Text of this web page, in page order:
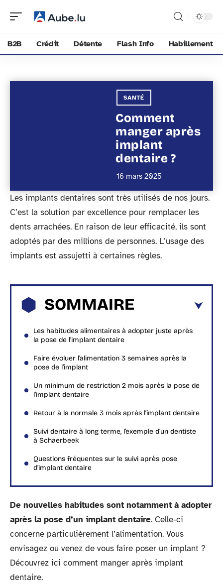
B2B Crédit Détente Flash Info Habillement
SANTÉ
Comment
manger après
implant
dentaire ?
16 mars 2025
Les implants dentaires sont très utilisés de nos jours.
C’est la solution par excellence pour remplacer les
dents arrachées. En raison de leur efficacité, ils sont
adoptés par des millions de personnes. L’usage des
implants est assujetti à certaines règles.
SOMMAIRE
Les habitudes alimentaires à adopter juste après
la pose de l’implant dentaire
Faire évoluer l’alimentation 3 semaines après la
pose de l’implant
Un minimum de restriction 2 mois après la pose de
l’implant dentaire
Retour à la normale 3 mois après l’implant dentaire
Suivi dentaire à long terme, l’exemple d’un dentiste
à Schaerbeek
Questions fréquentes sur le suivi après pose
d’implant dentaire
De nouvelles habitudes sont notamment à adopter
après la pose d’un implant dentaire. Celle-ci
concerne particulièrement l’alimentation. Vous
envisagez ou venez de vous faire poser un implant ?
Découvrez ici comment manger après implant
dentaire.